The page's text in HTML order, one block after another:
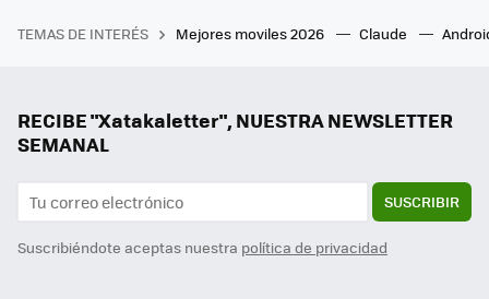
TEMAS DE INTERÉS Mejores moviles 2026 Claude
RECIBE "Xatakaletter", NUESTRA NEWSLETTER
SEMANAL
SUSCRIBIR
Suscribiéndote aceptas nuestra política de privacidad